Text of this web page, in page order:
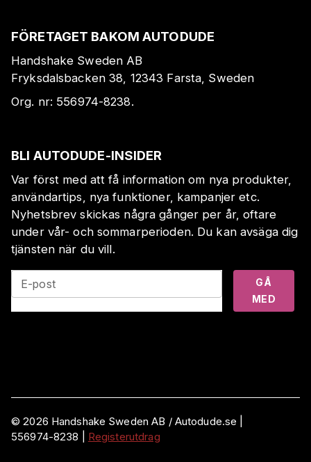
FÖRETAGET BAKOM AUTODUDE
Handshake Sweden AB
Fryksdalsbacken 38, 12343 Farsta, Sweden
Org. nr: 556974-8238.
BLI AUTODUDE-INSIDER
Var först med att få information om nya produkter,
användartips, nya funktioner, kampanjer etc.
Nyhetsbrev skickas några gånger per år, oftare
under vår- och sommarperioden. Du kan avsäga dig
tjänsten när du vill.
E-post
GÅ
MED
©2026 Handshake Sweden AB / Autodude.se |
556974-8238
Registerutdrag